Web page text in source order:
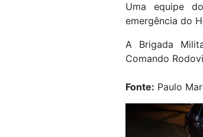
Uma equipe
emergência do
A Brigada
Comando
Fonte: Paulo